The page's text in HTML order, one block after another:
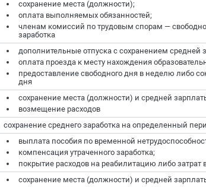
сохранение места (должности);
оплата выполняемых обязанностей;
членам комиссий по трудовым спорам —
заработка
дополнительные отпуска с сохранением средней
оплата проезда к месту нахождения
предоставление свободного дня в неделю либо
дня
сохранение места (должности) и средней
возмещение расходов
сохранение среднего заработка на определенный
выплата пособия по временной
компенсация утраченного заработка;
покрытие расходов на реабилитацию либо затрат
сохранение места (должности) и средней